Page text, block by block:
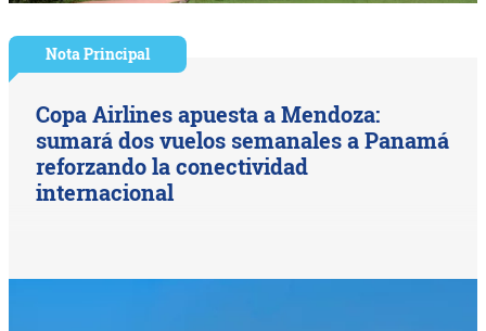
Nota Principal
Copa Airlines apuesta a Mendoza:
sumará dos vuelos semanales a Panamá
reforzando la conectividad
internacional